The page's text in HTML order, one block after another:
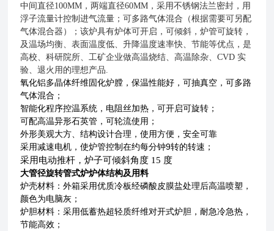
中间直径100MM ，两端直径60MM ，采用不锈钢法兰密封，用
浮子流量计控制进气流量；可多路气体混合（根据需要可另配
气体混合器）；该炉具有炉体可开启，可倾斜，炉管可旋转，
及温场均衡、表面温度低、升降温度速率快、节能等优点，是
高校、科研院所、工矿企业做高温烧结、高温除杂、CVD 实
验、退火用的理想产品
氧化铝多晶体纤维固化炉膛，保温性能好，可抽真空，可多路
气体混合；
智能化程序控温系统，电阻丝加热，可开启可旋转；
可配高温异形石英管，可轮流使用；
外形美观大方、结构设计合理，使用方便，安全可靠
采用减速电机，使炉管控制在约每分钟9转的转速；
采用电动推杆，炉子可倾斜角度 15 度
大管径旋转管式炉炉体结构及用料
炉壳材料：外箱采用优质冷板经磷酸皮膜盐处理后高温喷塑，
颜色为电脑灰；
炉胆材料：采用低蓄热超轻质纤维对开式炉胆，耐急冷急热，
节能高效；